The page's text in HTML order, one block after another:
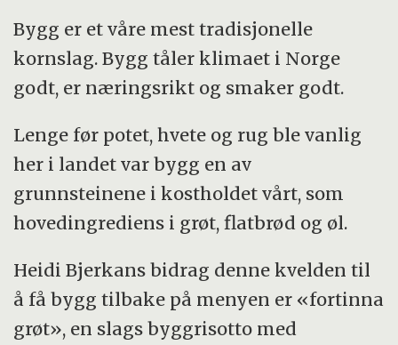
Bygg er et våre mest tradisjonelle
kornslag. Bygg tåler klimaet i Norge
godt, er næringsrikt og smaker godt.
Lenge før potet, hvete og rug ble vanlig
her i landet var bygg en av
grunnsteinene i kostholdet vårt, som
hovedingrediens i grøt, flatbrød og øl.
Heidi Bjerkans bidrag denne kvelden til
å få bygg tilbake på menyen er «fortinna
grøt», en slags byggrisotto med